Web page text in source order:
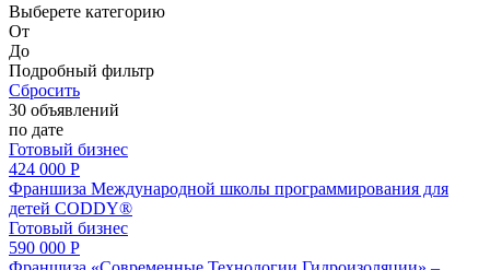
Выберете категорию
От
До
Подробный фильтр
Сбросить
30 объявлений
по дате
Готовый бизнес
424 000 Р
Франшиза Международной школы программирования для
детей CODDY®
Готовый бизнес
590 000 Р